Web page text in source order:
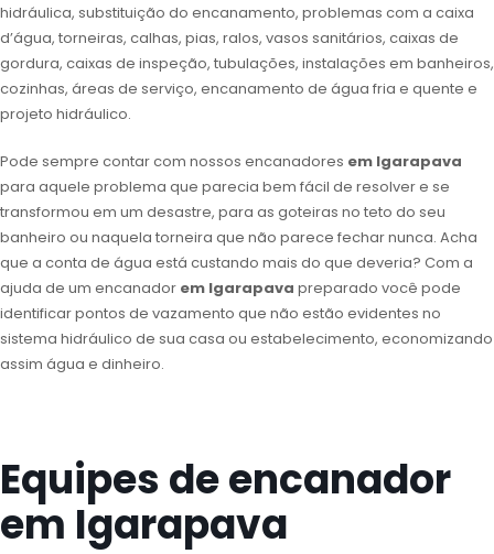
hidráulica, substituição do encanamento, problemas com a caixa
d’água, torneiras, calhas, pias, ralos, vasos sanitários, caixas de
gordura, caixas de inspeção, tubulações, instalações em banheiros,
cozinhas, áreas de serviço, encanamento de água fria e quente e
projeto hidráulico.
Pode sempre contar com nossos encanadores em Igarapava
para aquele problema que parecia bem fácil de resolver e se
transformou em um desastre, para as goteiras no teto do seu
banheiro ou naquela torneira que não parece fechar nunca. Acha
que a conta de água está custando mais do que deveria? Com a
ajuda de um encanador em Igarapava preparado você pode
identificar pontos de vazamento que não estão evidentes no
sistema hidráulico de sua casa ou estabelecimento, economizando
assim água e dinheiro.
Equipes de encanador
em Igarapava